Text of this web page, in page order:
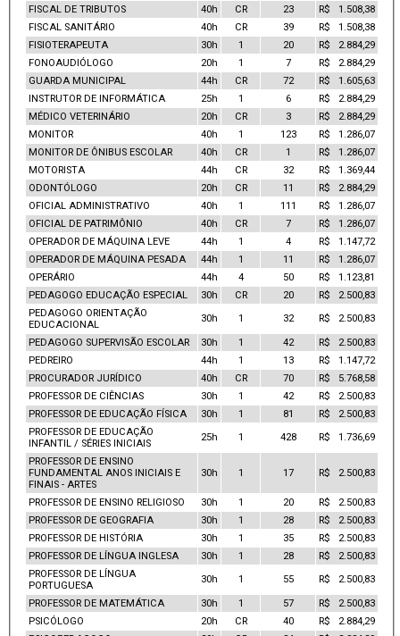
FISCAL DE TRIBUTOS
40h CR 23
R$ 1.508,38
FISCAL SANITÁRIO
40h CR 39
R$ 1.508,38
FISIOTERAPEUTA
30h 1 20
R$ 2.884,29
FONOAUDIÓLOGO
20h 1 7
R$ 2.884,29
GUARDA MUNICIPAL
44h CR 72
R$ 1.605,63
INSTRUTOR DE INFORMÁTICA
25h 1 6
R$ 2.884,29
MÉDICO VETERINÁRIO
20h CR 3
R$ 2.884,29
MONITOR
40h 1 123
R$ 1.286,07
MONITOR DE ÔNIBUS ESCOLAR
40h CR 1
R$ 1.286,07
MOTORISTA
44h CR 32
R$ 1.369,44
ODONTÓLOGO
20h CR 11
R$ 2.884,29
OFICIAL ADMINISTRATIVO
40h 1 111
R$ 1.286,07
OFICIAL DE PATRIMÔNIO
40h CR 7
R$ 1.286,07
OPERADOR DE MÁQUINA LEVE
44h 1 4
R$ 1.147,72
OPERADOR DE MÁQUINA PESADA
44h 1 11
R$ 1.286,07
OPERÁRIO
44h 4 50
R$ 1.123,81
PEDAGOGO EDUCAÇÃO ESPECIAL
30h CR 20
R$ 2.500,83
PEDAGOGO ORIENTAÇÃO
EDUCACIONAL
30h 1 32 R$ 2.500,83
PEDAGOGO SUPERVISÃO ESCOLAR 30h 1 42
R$ 2.500,83
PEDREIRO
44h 1 13
R$ 1.147,72
PROCURADOR JURÍDICO
40h CR 70
R$ 5.768,58
PROFESSOR DE CIÊNCIAS
30h 1 42
R$ 2.500,83
PROFESSOR DE EDUCAÇÃO FÍSICA
30h 1 81
R$ 2.500,83
PROFESSOR DE EDUCAÇÃO
INFANTIL / SÉRIES INICIAIS
25h 1 428 R$ 1.736,69
PROFESSOR DE ENSINO
FUNDAMENTAL ANOS INICIAIS E
FINAIS - ARTES
30h 1 17 R$ 2.500,83
PROFESSOR DE ENSINO RELIGIOSO 30h 1 20
R$ 2.500,83
PROFESSOR DE GEOGRAFIA
30h 1 28
R$ 2.500,83
PROFESSOR DE HISTÓRIA
30h 1 35
R$ 2.500,83
PROFESSOR DE LÍNGUA INGLESA
30h 1 28
R$ 2.500,83
PROFESSOR DE LÍNGUA
PORTUGUESA
30h 1 55 R$ 2.500,83
PROFESSOR DE MATEMÁTICA 30h 1 57
R$ 2.500,83
PSICÓLOGO
20h CR 40
R$ 2.884,29